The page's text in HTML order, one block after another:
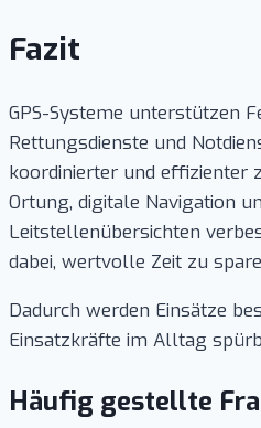
Fazit
GPS-Systeme unterstützen
Rettungsdienste und
koordinierter und effizienter
Ortung, digitale Navigation
Leitstellenübersichten
dabei, wertvolle Zeit zu
Dadurch werden Einsätze
Einsatzkräfte im Alltag
Häufig gestellte